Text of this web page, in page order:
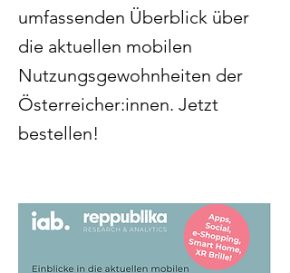
umfassenden Überblick über
die aktuellen mobilen
Nutzungsgewohnheiten der
Österreicher:innen. Jetzt
bestellen!